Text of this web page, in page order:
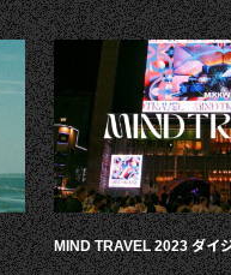
MIND TRAVEL 2023 ダイ